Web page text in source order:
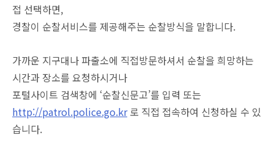
접 선택하면,
경찰이 순찰서비스를 제공해주는 순찰방식을 말합니다.
가까운 지구대나 파출소에 직접방문하셔서 순찰을 희망하는
시간과 장소를 요청하시거나
포털사이트 검색창에 ‘순찰신문고’를 입력 또는
http://patrol.police.go.kr로 직접 접속하여 신청하실 수 있
습니다.